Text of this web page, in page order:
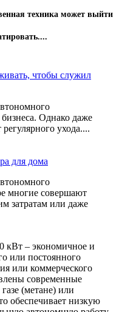
техника может выйти
чтобы служил
Однако даже
регулярного ухода....
для дома
многие совершают
затратам или даже
кВт – экономичное и
или постоянного
или коммерческого
современные
(метане) или
обеспечивает низкую